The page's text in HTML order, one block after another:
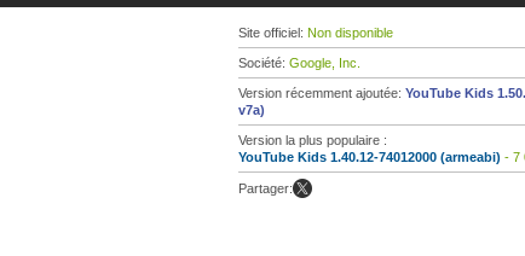
Site officiel: Non disponible
Société: Google, Inc.
Version récemment ajoutée: YouTube Kids
v7a)
Version la plus populaire :
YouTube Kids 1.40.12-74012000 (armeabi) - 7
Partager: